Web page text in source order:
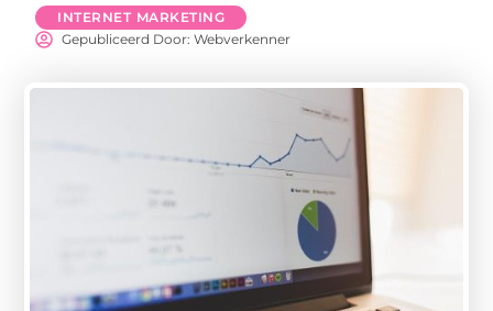
INTERNET MARKETING
Gepubliceerd Door: Webverkenner